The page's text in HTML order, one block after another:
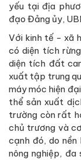
yếu tại địa
đạo Đảng ủy,
Với kinh tế - xã
có diện tích
diện tích đất
xuất tập trung
máy móc hiện
thể sản xuất
trường còn rất
chủ trương và
cạnh đó, do nền
nông nghiệp,